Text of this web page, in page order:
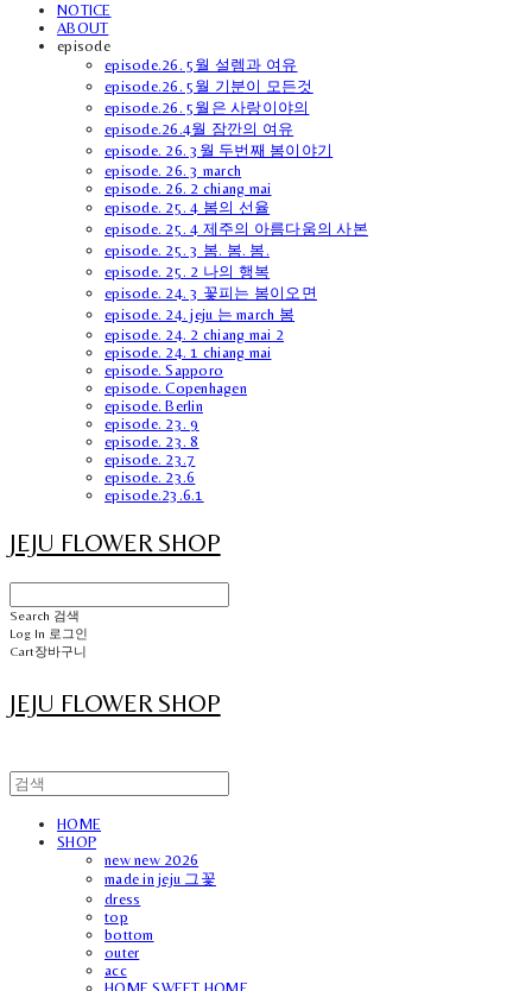
NOTICE
ABOUT
episode
episode.26. 5월 설렘과 여유
episode.26. 5월 기분이 모든것
episode.26. 5월은 사랑이야의
episode.26.4월 잠깐의 여유
episode. 26. 3월 두번째 봄이야기
episode. 26. 3 march
episode. 26. 2 chiang mai
episode. 25. 4 봄의 선율
episode. 25. 4 제주의 아름다움의 사본
episode. 25. 3 봄. 봄. 봄.
episode. 25. 2 나의 행복
episode. 24. 3 꽃피는 봄이오면
episode. 24. jeju 는 march 봄
episode. 24. 2 chiang mai 2
episode. 24. 1 chiang mai
episode. Sapporo
episode. Copenhagen
episode. Berlin
episode. 23. 9
episode. 23. 8
episode. 23.7
episode. 23.6
episode.23.6.1
JEJU FLOWER SHOP
Search 검색
Log In 로그인
Cart장바구니
JEJU FLOWER SHOP
HOME
SHOP
new new 2026
made in jeju 그꽃
dress
top
bottom
outer
acc